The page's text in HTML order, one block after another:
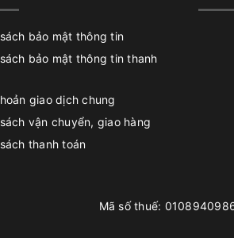
bảo mật thông tin
bảo mật thông tin thanh
giao dịch chung
vận chuyển, giao hàng
thanh toán
Mã số thuế: